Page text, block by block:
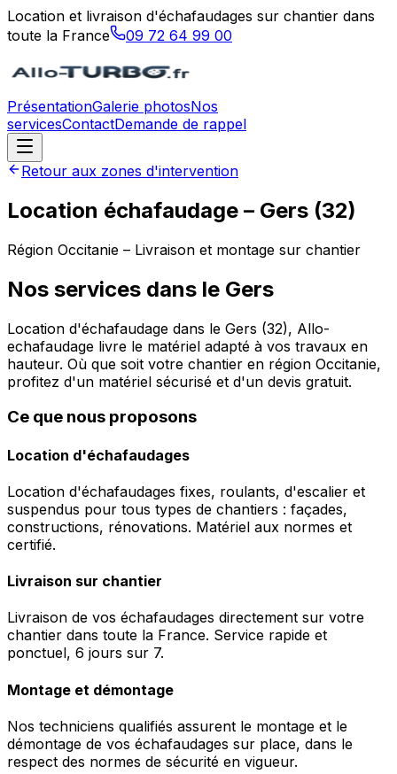
Location et livraison d'échafaudages sur chantier dans
toute la France
09 72 64 99 00
PrésentationGalerie photosNos
servicesContactDemande de rappel
Retour aux zones d'intervention
Location échafaudage – Gers (32)
Région Occitanie – Livraison et montage sur chantier
Nos services dans le Gers
Location d'échafaudage dans le Gers (32), Allo-
echafaudage livre le matériel adapté à vos travaux en
hauteur. Où que soit votre chantier en région Occitanie,
profitez d'un matériel sécurisé et d'un devis gratuit.
Ce que nous proposons
Location d'échafaudages
Location d'échafaudages fixes, roulants, d'escalier et
suspendus pour tous types de chantiers : façades,
constructions, rénovations. Matériel aux normes et
certifié.
Livraison sur chantier
Livraison de vos échafaudages directement sur votre
chantier dans toute la France. Service rapide et
ponctuel, 6 jours sur 7.
Montage et démontage
Nos techniciens qualifiés assurent le montage et le
démontage de vos échafaudages sur place, dans le
respect des normes de sécurité en vigueur.